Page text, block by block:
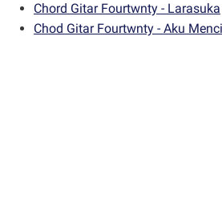
Chord Gitar Fourtwnty - Larasuka
Chod Gitar Fourtwnty - Aku